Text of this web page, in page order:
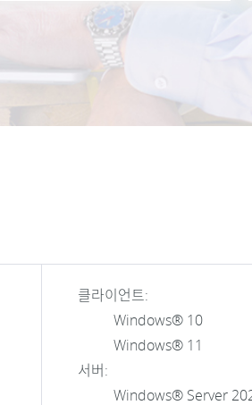
클라이언트:
Windows® 10
Windows® 11
서버:
Windows® Server